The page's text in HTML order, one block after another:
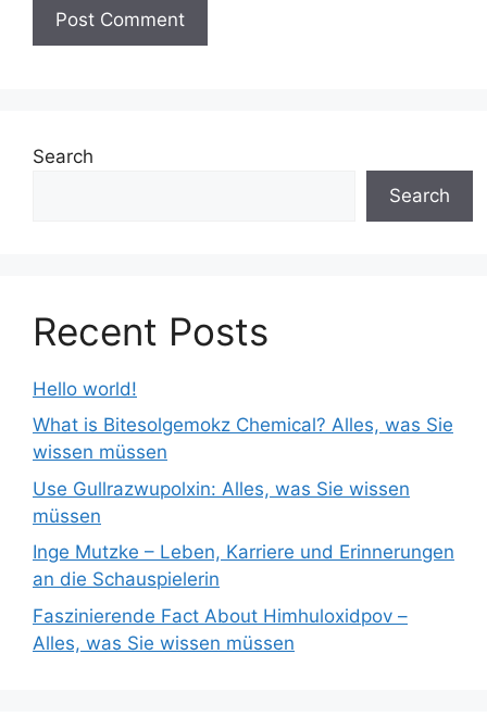
Search
Search
Recent Posts
Hello world!
What is Bitesolgemokz Chemical? Alles, was Sie
wissen müssen
Use Gullrazwupolxin: Alles, was Sie wissen
müssen
Inge Mutzke – Leben, Karriere und Erinnerungen
an die Schauspielerin
Faszinierende Fact About Himhuloxidpov –
Alles, was Sie wissen müssen